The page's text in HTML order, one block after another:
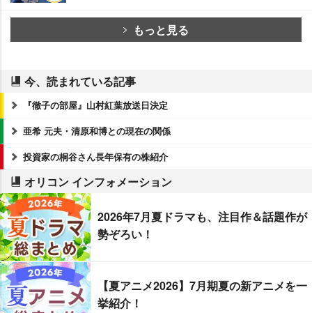
もっと見る
今、読まれている記事
『徹子の部屋』山村紅葉放送日決定
亜希 元夫・清原和博との現在の関係
投資家の桐谷さん長年保有の株紹介
オリコン インフォメーション
2026年7月夏ドラマも、注目作＆話題作が
勢ぞろい！
【夏アニメ2026】7月期夏の新アニメを一
挙紹介！